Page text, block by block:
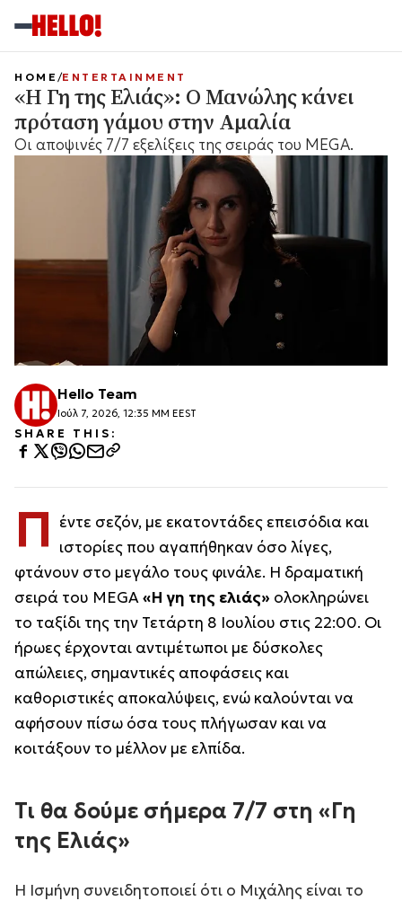
HOME ENTERTAINMENT
«Η Γη της Ελιάς»: Ο Μανώλης κάνει
πρόταση γάμου στην Αμαλία
Οι αποψινές 7/7 εξελίξεις της σειράς του MEGA.
Hello Team
Ιούλ 7, 2026, 12:35 ΜΜ EEST
SHARE THIS:
Π έντε σεζόν, με εκατοντάδες επεισόδια και
ιστορίες που αγαπήθηκαν όσο λίγες,
φτάνουν στο μεγάλο τους φινάλε. Η δραματική
σειρά του MEGA«Η γη της ελιάς» ολοκληρώνει
το ταξίδι της την Τετάρτη 8 Ιουλίου στις 22:00. Οι
ήρωες έρχονται αντιμέτωποι με δύσκολες
απώλειες, σημαντικές αποφάσεις και
καθοριστικές αποκαλύψεις, ενώ καλούνται να
αφήσουν πίσω όσα τους πλήγωσαν και να
κοιτάξουν το μέλλον με ελπίδα.
Τι θα δούμε σήμερα 7/7 στη «Γη
της Ελιάς»
Η Ισμήνη συνειδητοποιεί ότι ο Μιχάλης είναι το